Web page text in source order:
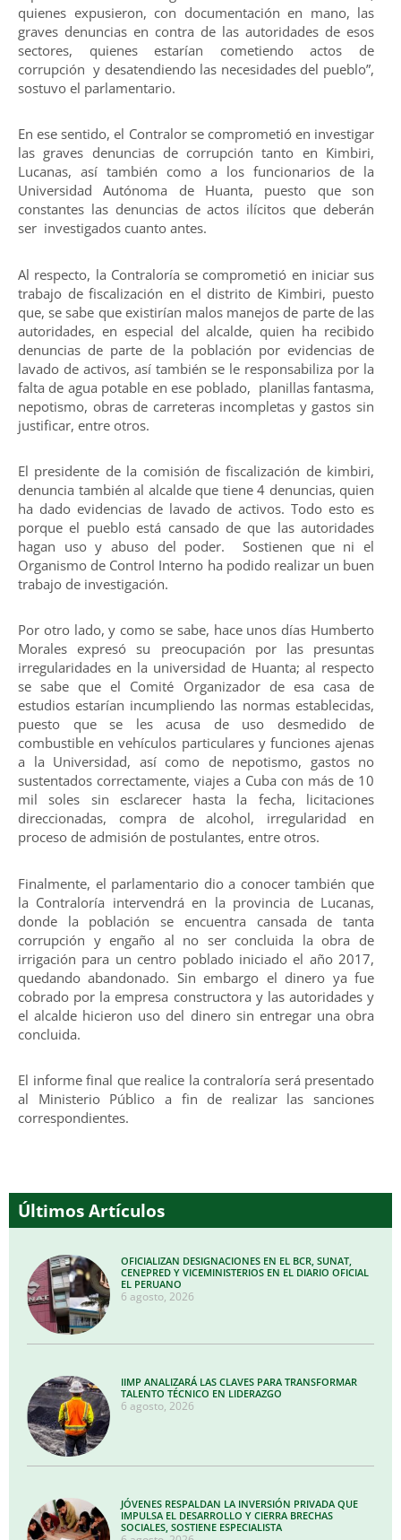
quienes expusieron, con documentación en mano, las
graves denuncias en contra de las autoridades de esos
sectores, quienes estarían cometiendo actos de
corrupción y desatendiendo las necesidades del pueblo”,
sostuvo el parlamentario.
En ese sentido, el Contralor se comprometió en investigar
las graves denuncias de corrupción tanto en Kimbiri,
Lucanas, así también como a los funcionarios de la
Universidad Autónoma de Huanta, puesto que son
constantes las denuncias de actos ilícitos que deberán
ser investigados cuanto antes.
Al respecto, la Contraloría se comprometió en iniciar sus
trabajo de fiscalización en el distrito de Kimbiri, puesto
que, se sabe que existirían malos manejos de parte de las
autoridades, en especial del alcalde, quien ha recibido
denuncias de parte de la población por evidencias de
lavado de activos, así también se le responsabiliza por la
falta de agua potable en ese poblado, planillas fantasma,
nepotismo, obras de carreteras incompletas y gastos sin
justificar, entre otros.
El presidente de la comisión de fiscalización de kimbiri,
denuncia también al alcalde que tiene 4 denuncias, quien
ha dado evidencias de lavado de activos. Todo esto es
porque el pueblo está cansado de que las autoridades
hagan uso y abuso del poder. Sostienen que ni el
Organismo de Control Interno ha podido realizar un buen
trabajo de investigación.
Por otro lado, y como se sabe, hace unos días Humberto
Morales expresó su preocupación por las presuntas
irregularidades en la universidad de Huanta; al respecto
se sabe que el Comité Organizador de esa casa de
estudios estarían incumpliendo las normas establecidas,
puesto que se les acusa de uso desmedido de
combustible en vehículos particulares y funciones ajenas
a la Universidad, así como de nepotismo, gastos no
sustentados correctamente, viajes a Cuba con más de 10
mil soles sin esclarecer hasta la fecha, licitaciones
direccionadas, compra de alcohol, irregularidad en
proceso de admisión de postulantes, entre otros.
Finalmente, el parlamentario dio a conocer también que
la Contraloría intervendrá en la provincia de Lucanas,
donde la población se encuentra cansada de tanta
corrupción y engaño al no ser concluida la obra de
irrigación para un centro poblado iniciado el año 2017,
quedando abandonado. Sin embargo el dinero ya fue
cobrado por la empresa constructora y las autoridades y
el alcalde hicieron uso del dinero sin entregar una obra
concluida.
El informe final que realice la contraloría será presentado
al Ministerio Público a fin de realizar las sanciones
correspondientes.
Últimos Artículos
OFICIALIZAN DESIGNACIONES EN EL BCR, SUNAT,
CENEPRED Y VICEMINISTERIOS EN EL DIARIO OFICIAL
EL PERUANO
6 agosto, 2026
IIMP ANALIZARÁ LAS CLAVES PARA TRANSFORMAR
TALENTO TÉCNICO EN LIDERAZGO
6 agosto, 2026
JÓVENES RESPALDAN LA INVERSIÓN PRIVADA QUE
IMPULSA EL DESARROLLO Y CIERRA BRECHAS
SOCIALES, SOSTIENE ESPECIALISTA